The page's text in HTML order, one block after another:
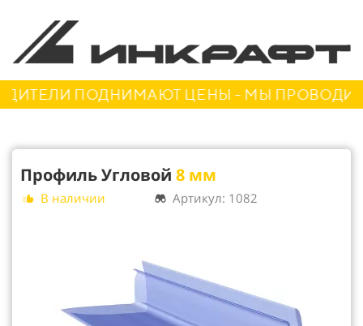
ПОДНИМАЮТ ЦЕНЫ - МЫ
Профиль Угловой 8 мм
В наличии Артикул: 1082